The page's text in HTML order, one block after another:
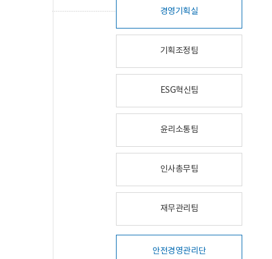
경영기획실
기획조정팀
ESG혁신팀
윤리소통팀
인사총무팀
재무관리팀
안전경영관리단